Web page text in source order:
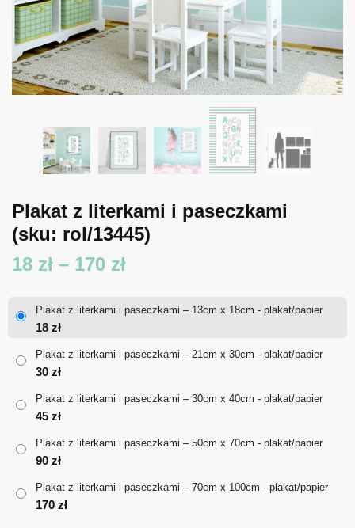
Plakat z literkami i paseczkami
(sku: rol/13445)
18 zł – 170 złZakres
od
18 zł
Plakat z literkami i paseczkami – 13cm x 18cm - plakat/papier
18 zł
Plakat z literkami i paseczkami – 21cm x 30cm - plakat/papier
30 zł
Plakat z literkami i paseczkami – 30cm x 40cm - plakat/papier
45 zł
Plakat z literkami i paseczkami – 50cm x 70cm - plakat/papier
90 zł
Plakat z literkami i paseczkami – 70cm x 100cm - plakat/papier
170 zł